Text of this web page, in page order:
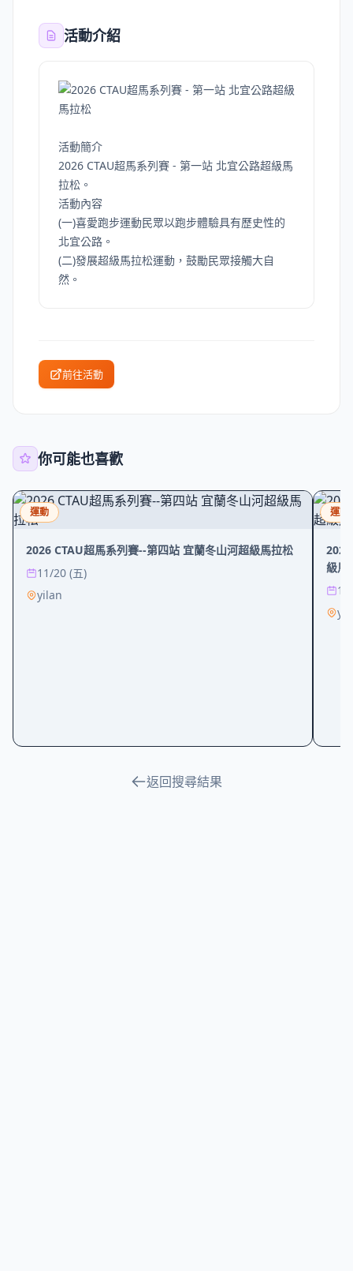
活動介紹
活動簡介
2026 CTAU超馬系列賽 - 第一站 北宜公路超級馬
拉松。
活動內容
(一)喜愛跑步運動民眾以跑步體驗具有歷史性的
北宜公路。
(二)發展超級馬拉松運動，鼓勵民眾接觸大自
然。
前往活動
你可能也喜歡
運動
2026 CTAU超馬系列賽--第四站 宜蘭冬山河超級馬拉松
11/20 (五)
yilan
運動
級馬
返回搜尋結果